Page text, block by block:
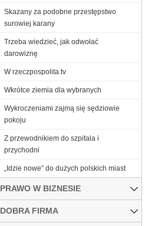
Skazany za podobne przestępstwo
surowiej karany
Trzeba wiedzieć, jak odwołać
darowiznę
W rzeczpospolita.tv
Wkrótce ziemia dla wybranych
Wykroczeniami zajmą się sędziowie
pokoju
Z przewodnikiem do szpitala i
przychodni
„Idzie nowe” do dużych polskich miast
PRAWO W BIZNESIE
DOBRA FIRMA